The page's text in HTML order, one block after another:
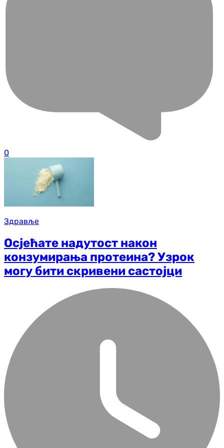
0
Здравље
Осјећате надутост након
конзумирања протеина? Узрок
могу бити скривени састојци